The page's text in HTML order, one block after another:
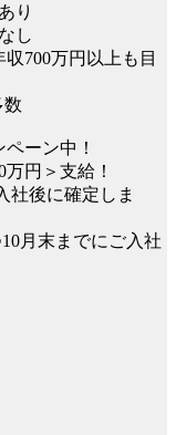
り
し
700万円以上も目
ーン中！
円＞支給！
社後に確定しま
月末までにご入社